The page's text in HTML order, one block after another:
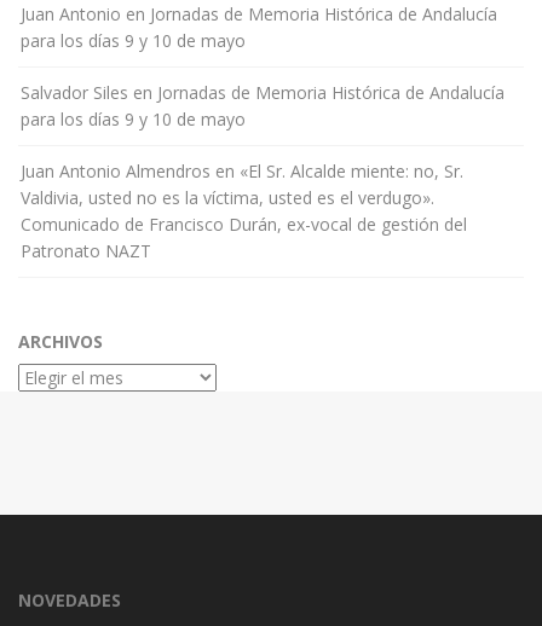
Juan Antonio en Jornadas de Memoria Histórica de Andalucía
para los días 9 y 10 de mayo
Salvador Siles en Jornadas de Memoria Histórica de Andalucía
para los días 9 y 10 de mayo
Juan Antonio Almendros en «El Sr. Alcalde miente: no, Sr.
Valdivia, usted no es la víctima, usted es el verdugo».
Comunicado de Francisco Durán, ex-vocal de gestión del
Patronato NAZT
ARCHIVOS
Archivos
NOVEDADES